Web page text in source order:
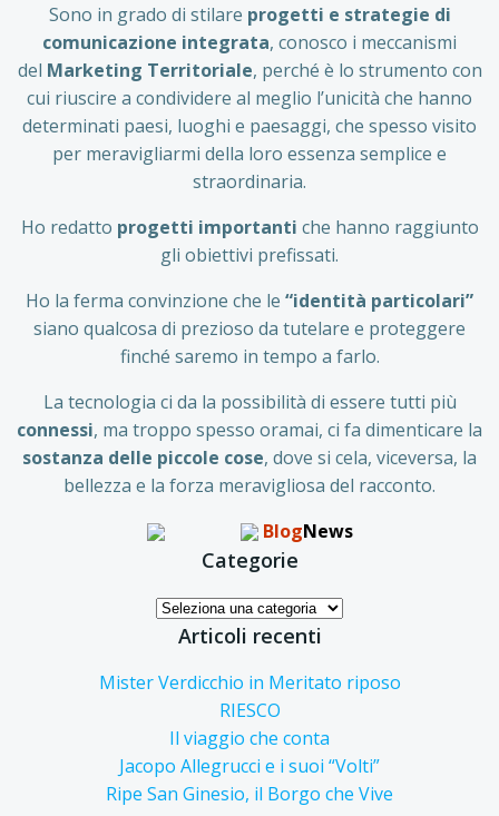
Sono in grado di stilare progetti e strategie di
comunicazione integrata, conosco i meccanismi
del Marketing Territoriale, perché è lo strumento con
cui riuscire a condividere al meglio l’unicità che hanno
determinati paesi, luoghi e paesaggi, che spesso visito
per meravigliarmi della loro essenza semplice e
straordinaria.
Ho redatto progetti importanti che hanno raggiunto
gli obiettivi prefissati.
Ho la ferma convinzione che le “identità particolari”
siano qualcosa di prezioso da tutelare e proteggere
finché saremo in tempo a farlo.
La tecnologia ci da la possibilità di essere tutti più
connessi, ma troppo spesso oramai, ci fa dimenticare la
sostanza delle piccole cose, dove si cela, viceversa, la
bellezza e la forza meravigliosa del racconto.
BlogNews
Categorie
Categorie
Articoli recenti
Mister Verdicchio in Meritato riposo
RIESCO
Il viaggio che conta
Jacopo Allegrucci e i suoi “Volti”
Ripe San Ginesio, il Borgo che Vive